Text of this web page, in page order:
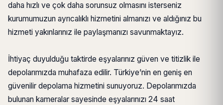
daha hızlı ve çok daha sorunsuz olmasını isterseniz
kurumumuzun ayrıcalıklı hizmetini almanızı ve aldığınız bu
hizmeti yakınlarınız ile paylaşmanızı savunmaktayız.
İhtiyaç duyulduğu taktirde eşyalarınız güven ve titizlik ile
depolarımızda muhafaza edilir. Türkiye’nin en geniş en
güvenilir depolama hizmetini sunuyoruz. Depolarımızda
bulunan kameralar sayesinde eşyalarınızı 24 saat